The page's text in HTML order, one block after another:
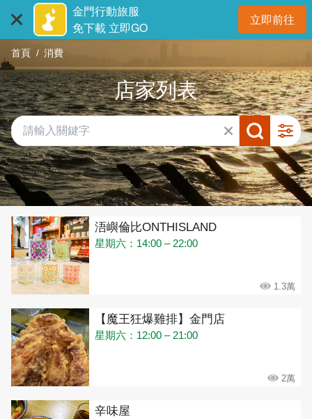
主
要
內
容
區
塊
金門行動旅服
免下載 立即GO
立即前往開
首頁 消費
店家列表
共有 432 間店家
浯嶼倫比ONTHISLAND
星期六：14:00 – 22:00
1.3萬
【魔王狂爆雞排】金門店
星期六：12:00 – 21:00
2萬
辛味屋